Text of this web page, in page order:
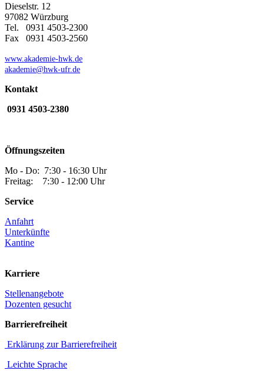
Dieselstr. 12
97082 Würzburg
Tel. 0931 4503-2300
Fax 0931 4503-2560
www.akademie-hwk.de
akademie@hwk-ufr.de
Kontakt
0931 4503-2380
Öffnungszeiten
Mo - Do: 7:30 - 16:30 Uhr
Freitag: 7:30 - 12:00 Uhr
Service
Anfahrt
Unterkünfte
Kantine
Karriere
Stellenangebote
Dozenten gesucht
Barrierefreiheit
Erklärung zur Barrierefreiheit
Leichte Sprache